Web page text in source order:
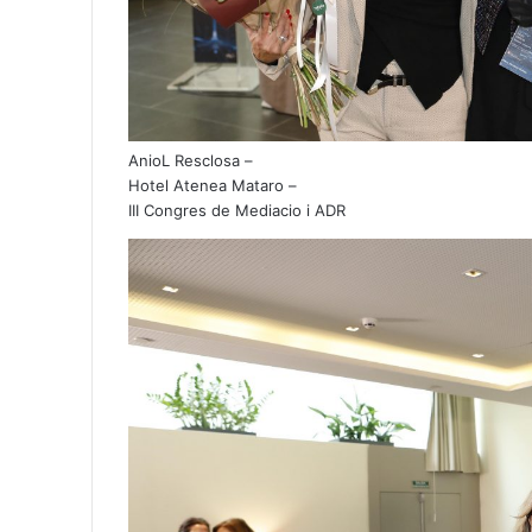
AnioL Resclosa –
Hotel Atenea Mataro –
III Congres de Mediacio i ADR